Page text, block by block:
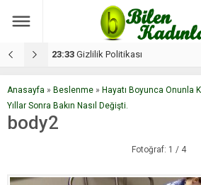
17:08 Dilan, düğününe 5 gün kala
Anasayfa » Beslenme » Hayatı Boyunca Onunla
Yıllar Sonra Bakın Nasıl Değişti.
body2
Fotoğraf: 1 / 4